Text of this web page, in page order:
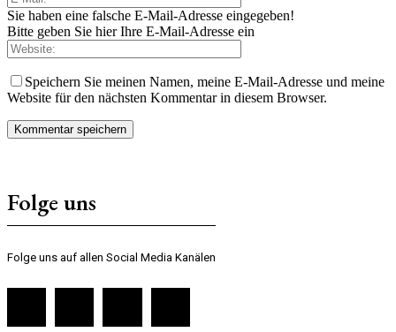
Sie haben eine falsche E-Mail-Adresse eingegeben!
Bitte geben Sie hier Ihre E-Mail-Adresse ein
Speichern Sie meinen Namen, meine E-Mail-Adresse und meine
Website für den nächsten Kommentar in diesem Browser.
Folge uns
Folge uns auf allen Social Media Kanälen